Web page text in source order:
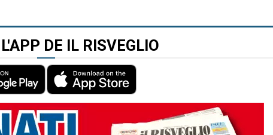
DE IL RISVEGLIO